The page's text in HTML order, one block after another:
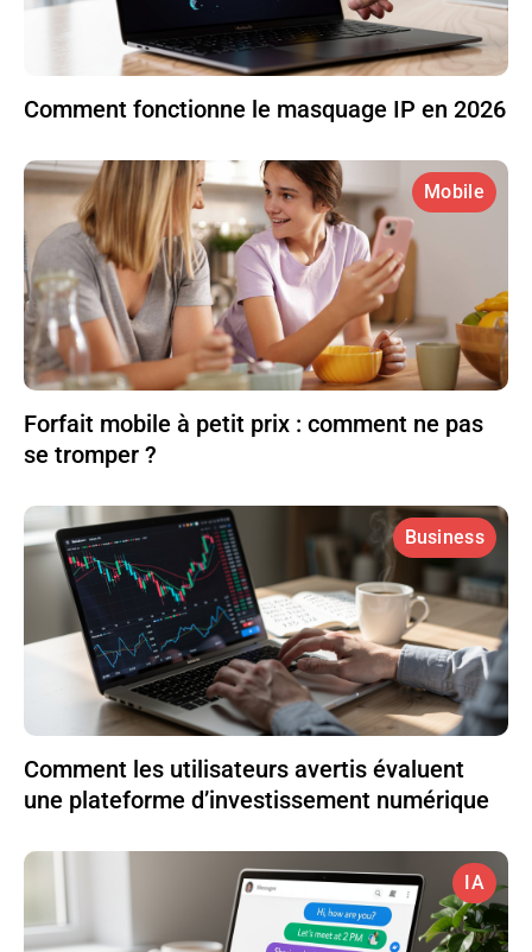
Comment fonctionne le masquage IP en 2026
Mobile
Forfait mobile à petit prix : comment ne pas
se tromper ?
Business
Comment les utilisateurs avertis évaluent
une plateforme d’investissement numérique
IA